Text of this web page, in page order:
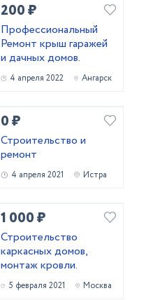
200 ₽
Профессиональный
Ремонт крыш гаражей
и дачных домов.
4 апреля 2022 Ангарск
0 ₽
Строительство и
ремонт
4 апреля 2021 Истра
1 000 ₽
Строительство
каркасных домов,
монтаж кровли.
5 февраля 2021 Москва